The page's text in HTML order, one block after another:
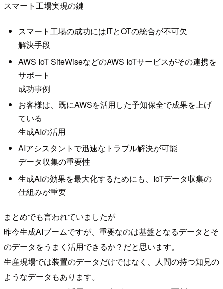
スマート工場実現の鍵
スマート工場の成功にはITとOTの統合が不可欠
解決手段
AWS IoT SiteWiseなどのAWS IoTサービスがその連携を
サポート
成功事例
お客様は、既にAWSを活用した予知保全で成果を上げ
ている
生成AIの活用
AIアシスタントで迅速なトラブル解決が可能
データ収集の重要性
生成AIの効果を最大化するためにも、IoTデータ収集の
仕組みが重要
まとめでも言われていましたが
昨今生成AIブームですが、重要なのは基盤となるデータとそ
のデータをうまく活用できるか？だと思います。
生産現場では装置のデータだけではなく、人間の持つ知見の
ようなデータもあります。